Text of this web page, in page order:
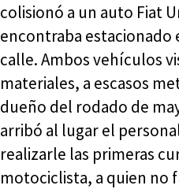
colisionó a un auto Fiat
encontraba estacionado
calle. Ambos vehículos
materiales, a escasos
dueño del rodado de
arribó al lugar el
realizarle las primeras
motociclista, a quien no